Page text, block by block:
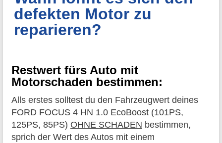
defekten Motor zu
reparieren?
Restwert fürs Auto mit
Motorschaden bestimmen:
Alls erstes solltest du den Fahrzeugwert deines
FORD FOCUS 4 HN 1.0 EcoBoost (101PS,
125PS, 85PS) OHNE SCHADEN bestimmen,
sprich der Wert des Autos mit einem